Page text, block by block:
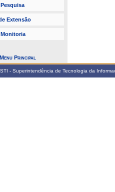
Extensão
Principal
- Superintendência de Tecnologia da